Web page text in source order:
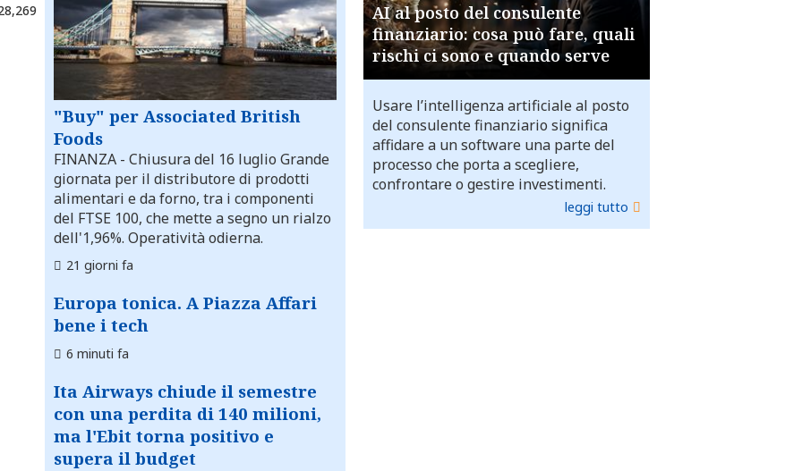
"Buy" per Associated British
Foods
FINANZA - Chiusura del 16 luglio Grande
giornata per il distributore di prodotti
alimentari e da forno, tra i componenti
del FTSE 100, che mette a segno un rialzo
dell'1,96%. Operatività odierna.
21 giorni fa
Europa tonica. A Piazza Affari
bene i tech
6 minuti fa
Ita Airways chiude il semestre
con una perdita di 140 milioni,
ma l'Ebit torna positivo e
supera il budget
AI al posto del consulente
finanziario: cosa può fare, quali
rischi ci sono e quando serve
Usare l’intelligenza artificiale al posto
del consulente finanziario significa
affidare a un software una parte del
processo che porta a scegliere,
confrontare o gestire investimenti.
leggi tutto